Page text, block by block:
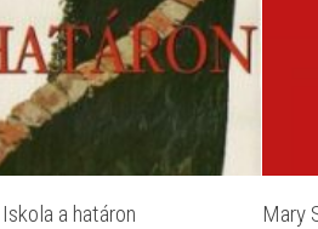
a határon
Mary